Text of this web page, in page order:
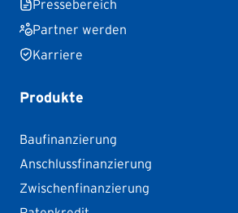
Pressebereich
Partner werden
Karriere
Produkte
Baufinanzierung
Anschlussfinanzierung
Zwischenfinanzierung